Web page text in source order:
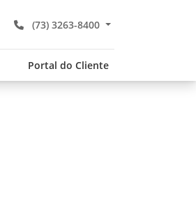
(73) 3263-8400
Portal do Cliente